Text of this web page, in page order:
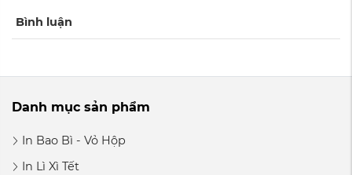
Bình luận
Danh mục sản phẩm
In Bao Bì - Vỏ Hộp
In Lì Xì Tết